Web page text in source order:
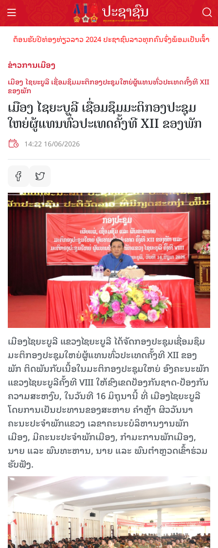
ຕ້ອນຮັບປີທ່ອງທ່ຽວລາວ 2024 ປະຊາຊົນລາວທຸກຄົນຈົ່ງພ້ອມເປັນເຈົ້າພ
ຂ່າວການເມືອງ
ເມືອງ ໄຊຍະບູລີ ເຊື່ອມຊຶມມະຕິກອງປະຊຸມໃຫຍ່ຜູ້ແທນທົ່ວປະເທດຄັ້ງທີ XII
ຂອງພັກ
ເມືອງ ໄຊຍະບູລີ ເຊື່ອມຊຶມມະຕິກອງປະຊຸມ
ໃຫຍ່ຜູ້ແທນທົ່ວປະເທດຄັ້ງທີ XII ຂອງພັກ
14:22 16/06/2026
ເມືອງໄຊຍະບູລີ ແຂວງໄຊຍະບູລີ ໄດ້ຈັດກອງປະຊຸມເຊື່ອມຊຶມ
ມະຕິກອງປະຊຸມໃຫຍ່ຜູ້ແທນທົ່ວປະເທດຄັ້ງທີ XII ຂອງ
ພັກ ຕິດພັນກັບເນື້ອໃນມະຕິກອງປະຊຸມໃຫຍ່ ອົງຄະນະພັກ
ແຂວງໄຊຍະບູລີຄັ້ງທີ VIII ໃຫ້ຂົງເຂດປ້ອງກັນຊາດ-ປ້ອງກັນ
ຄວາມສະຫງົບ, ໃນວັນທີ 16 ມິຖຸນານີ້ ທີ່ ເມືອງໄຊຍະບູລີ
ໂດຍການເປັນປະທານຂອງສະຫາຍ ຄຳຫຼ້າ ຜິວວັນນາ
ຄະນະປະຈຳພັກແຂວງ ເລຂາຄະນະບໍລິຫານງານພັກ
ເມືອງ, ມີຄະນະປະຈຳພັກເມືອງ, ກຳມະການພັກເມືອງ,
ນາຍ ແລະ ພົນທະຫານ, ນາຍ ແລະ ພົນຕຳຫຼວດເຂົ້າຮ່ວມ
ຮັບຟັງ.